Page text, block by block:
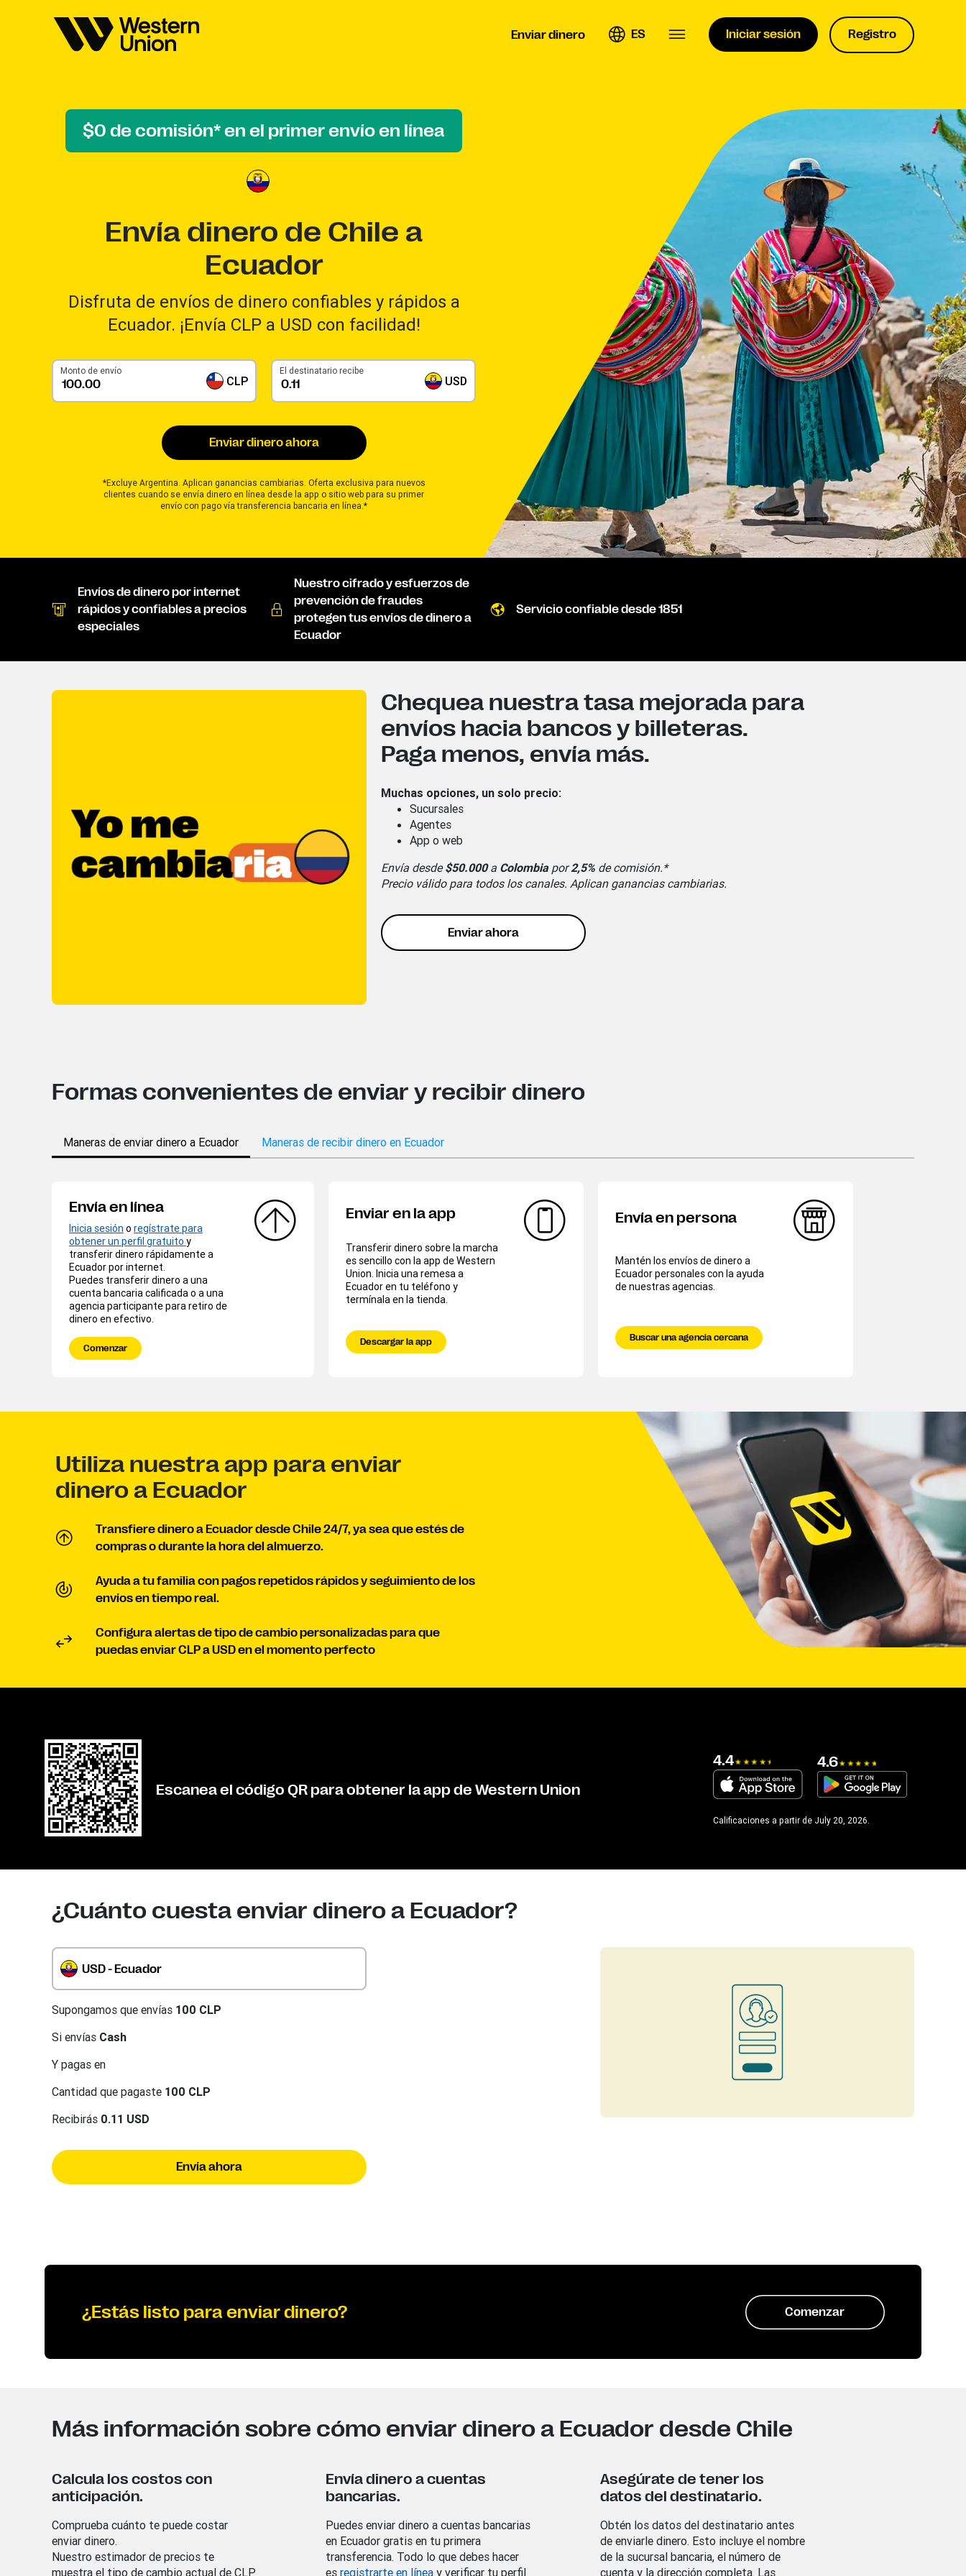
Enviar dinero ES Iniciar sesión Registro
$0 de comisión* en el primer envío en línea
Envía dinero de Chile a
Ecuador
Disfruta de envíos de dinero confiables y rápidos a
Ecuador. ¡Envía CLP a USD con facilidad!
Monto de envío
CLP
El destinatario recibe
USD
Enviar dinero ahora
*Excluye Argentina. Aplican ganancias cambiarias. Oferta exclusiva para nuevos
clientes cuando se envía dinero en línea desde la app o sitio web para su primer
envío con pago vía transferencia bancaria en línea.*
Envíos de dinero por internet
rápidos y confiables a precios
especiales
Nuestro cifrado y esfuerzos de
prevención de fraudes
protegen tus envíos de dinero a
Ecuador
Servicio confiable desde 1851
Chequea nuestra tasa mejorada para
envíos hacia bancos y billeteras.
Paga menos, envía más.
Muchas opciones, un solo precio:
Sucursales
Agentes
App o web
Envía desde$50.000a Colombiapor2,5%de comisión.*
Precio válido para todos los canales. Aplican ganancias cambiarias.
Enviar ahora
Formas convenientes de enviar y recibir dinero
Maneras de enviar dinero a Ecuador Maneras de recibir dinero en Ecuador
Envía en línea
Inicia sesión o regístrate para
obtener un perfil gratuito y
transferir dinero rápidamente a
Ecuador por internet.
Puedes transferir dinero a una
cuenta bancaria calificada o a una
agencia participante para retiro de
dinero en efectivo.
Comenzar
Enviar en la app
Transferir dinero sobre la marcha
es sencillo con la app de Western
Union. Inicia una remesa a
Ecuador en tu teléfono y
termínala en la tienda.
Descargar la app
Envía en persona
Mantén los envíos de dinero a
Ecuador personales con la ayuda
de nuestras agencias.
Buscar una agencia cercana
Utiliza nuestra app para enviar
dinero a Ecuador
Transfiere dinero a Ecuador desde Chile 24/7, ya sea que estés de
compras o durante la hora del almuerzo.
Ayuda a tu familia con pagos repetidos rápidos y seguimiento de los
envíos en tiempo real.
Configura alertas de tipo de cambio personalizadas para que
puedas enviar CLP a USD en el momento perfecto
Escanea el código QR para obtener la app de Western Union
4.4 4.6
Calificaciones a partir de July 20, 2026.
¿Cuánto cuesta enviar dinero a Ecuador?
USD - Ecuador
Supongamos que envías 100 CLP
Si envías Cash
Y pagas en
Cantidad que pagaste 100 CLP
Recibirás 0.11 USD
Envía ahora
¿Estás listo para enviar dinero? Comenzar
Más información sobre cómo enviar dinero a Ecuador desde Chile
Calcula los costos con
anticipación.
Comprueba cuánto te puede costar
enviar dinero.
Nuestro estimador de precios te
muestra el tipo de cambio actual de CLP
Envía dinero a cuentas
bancarias.
Puedes enviar dinero a cuentas bancarias
en Ecuador gratis en tu primera
transferencia. Todo lo que debes hacer
esregistrarte en línea y verificar tu perfil
Asegúrate de tener los
datos del destinatario.
Obtén los datos del destinatario antes
de enviarle dinero. Esto incluye el nombre
de la sucursal bancaria, el número de
cuenta y la dirección completa. Las